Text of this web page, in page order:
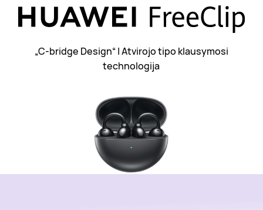
„C-bridge Design“ | Atvirojo tipo klausymosi
technologija